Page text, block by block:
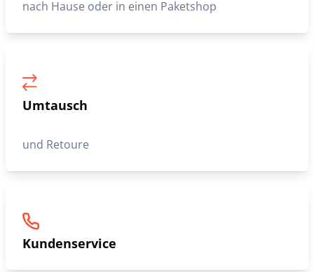
nach Hause oder in einen Paketshop
Umtausch
und Retoure
Kundenservice